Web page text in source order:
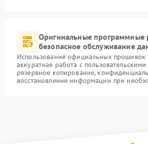
Оригинальные программные
безопасное обслуживание
Использование официальных прошивок
аккуратная работа с
резервное копирование,
восстановление информации при